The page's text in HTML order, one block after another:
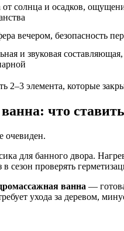
от солнца и осадков,
вечером, безопасность
и звуковая
2–3 элемента, которые
что
очевиден.
для банного двора.
проверять
ванна —
ухода за деревом,